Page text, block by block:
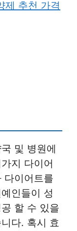
제 추천 가격
및 병원에
지 다이어
다이어트를
인들이 성
할 수 있을
다. 혹시 효